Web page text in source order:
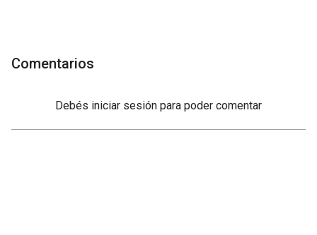
Comentarios
Debés iniciar sesión para poder comentar